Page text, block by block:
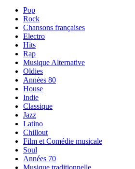
Pop
Rock
Chansons françaises
Electro
Hits
Rap
Musique Alternative
Oldies
Années 80
House
Indie
Classique
Jazz
Latino
Chillout
Film et Comédie musicale
Soul
Années 70